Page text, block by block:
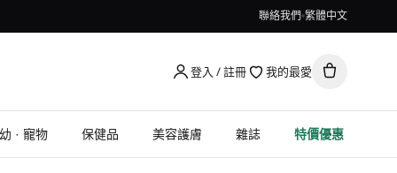
聯絡我們 繁體中文
登入 / 註冊 我的最愛
· 寵物 保健品 美容護膚 雜誌 特價優惠